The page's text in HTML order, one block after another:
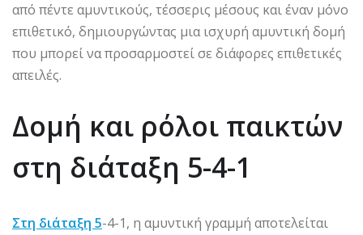
από πέντε αμυντικούς, τέσσερις μέσους και έναν μόνο
επιθετικό, δημιουργώντας μια ισχυρή αμυντική δομή
που μπορεί να προσαρμοστεί σε διάφορες επιθετικές
απειλές.
Δομή και ρόλοι παικτών
στη διάταξη 5-4-1
Στη διάταξη 5-4-1, η αμυντική γραμμή αποτελείται